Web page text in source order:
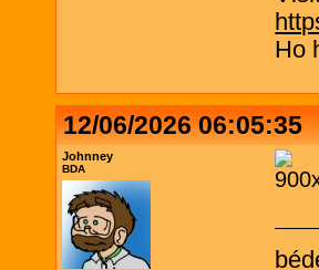
Ho
12/06/2026 06:05:35
Johnney
BDA